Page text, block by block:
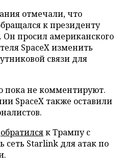
отмечали, что
к президенту
просил американского
SpaceX изменить
связи для
пока не комментируют.
SpaceX также оставили
обратилсяк Трампу с
сеть Starlink для атак по